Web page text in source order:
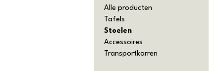
Alle producten
Tafels
Stoelen
Accessoires
Transportkarren